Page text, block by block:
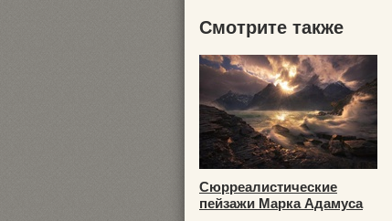
Смотрите также
Сюрреалистические
пейзажи Марка Адамуса